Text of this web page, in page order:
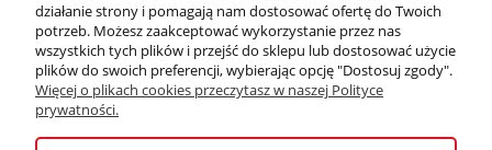
Pomoc
działanie strony i pomagają nam dostosować ofertę do Twoich
potrzeb. Możesz zaakceptować wykorzystanie przez nas
wszystkich tych plików i przejść do sklepu lub dostosować użycie
plików do swoich preferencji, wybierając opcję "Dostosuj zgody".
Więcej o plikach cookies przeczytasz w naszej Polityce
prywatności.